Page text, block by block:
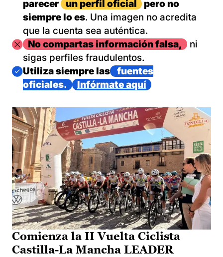
parecer
un perfil oficial
pero no
siempre lo es. Una imagen no acredita
que la cuenta sea auténtica.
ImagenNo compartas información falsa,
ni
sigas perfiles fraudulentos.
Imagen
Utiliza siempre las
fuentes
oficiales.
Infórmate aquí
Comienza la II Vuelta Ciclista
Castilla-La Mancha LEADER